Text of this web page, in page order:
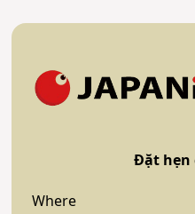
Đặt hẹn
Where